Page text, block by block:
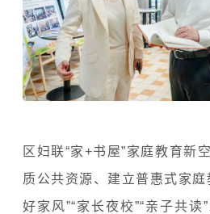
区妇联“家+书屋”家庭教育新
质公共资源、建立普惠式家庭
好家风”“家长夜校”“亲子共